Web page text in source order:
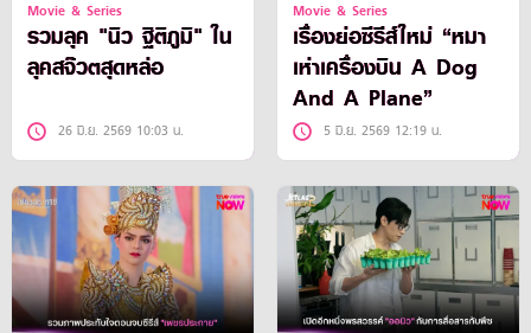
Movie & Series
รวมลุค "นิว ฐิติภูมิ" ใน
ลุคสจ๊วตสุดหล่อ
26 มิ.ย. 2569 10:03 น.
Movie & Series
เรื่องย่อซีรีส์ใหม่ “หมา
เห่าเครื่องบิน A Dog
And A Plane”
5 มิ.ย. 2569 12:19 น.